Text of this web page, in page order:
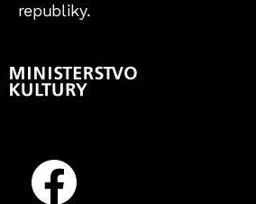
republiky.
Facebook